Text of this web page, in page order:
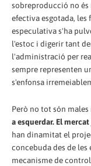
sobreproducció no és
efectiva esgotada, les
especulativa s'ha
l'estoc i digerir tant
l'administració per
sempre representen
s'enfonsa
Però no tot són
a esquerdar. El
han dinamitat el
concebuda des de les
mecanisme de